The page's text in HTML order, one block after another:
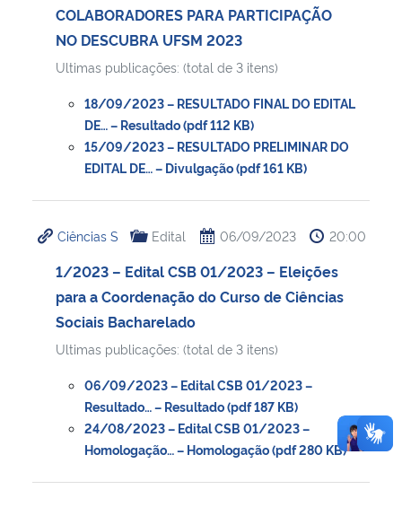
COLABORADORES PARA PARTICIPAÇÃO
NO DESCUBRA UFSM 2023
Ultimas publicações: (total de 3 itens)
18/09/2023 – RESULTADO FINAL DO EDITAL
DE… – Resultado (pdf 112 KB)
15/09/2023 – RESULTADO PRELIMINAR DO
EDITAL DE… – Divulgação (pdf 161 KB)
Ciências S Edital 06/09/2023 20:00
1/2023 – Edital CSB 01/2023 – Eleições
para a Coordenação do Curso de Ciências
Sociais Bacharelado
Ultimas publicações: (total de 3 itens)
06/09/2023 – Edital CSB 01/2023 –
Resultado… – Resultado (pdf 187 KB)
24/08/2023 – Edital CSB 01/2023 –
Homologação… – Homologação (pdf 280 KB)